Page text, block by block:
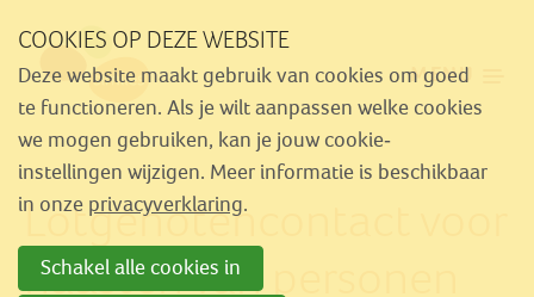
links
over
Spring
naar
navigatie
naar
MENU
Lotgenotencontact voor
naasten van personen
Aanbod
Nieuws
Activiteiten
Over Similes
COOKIES OP DEZE WEBSITE
Deze website maakt gebruik van cookies om goed
te functioneren. Als je wilt aanpassen welke cookies
we mogen gebruiken, kan je jouw cookie-
instellingen wijzigen. Meer informatie is beschikbaar
in onze privacyverklaring.
Schakel alle cookies in